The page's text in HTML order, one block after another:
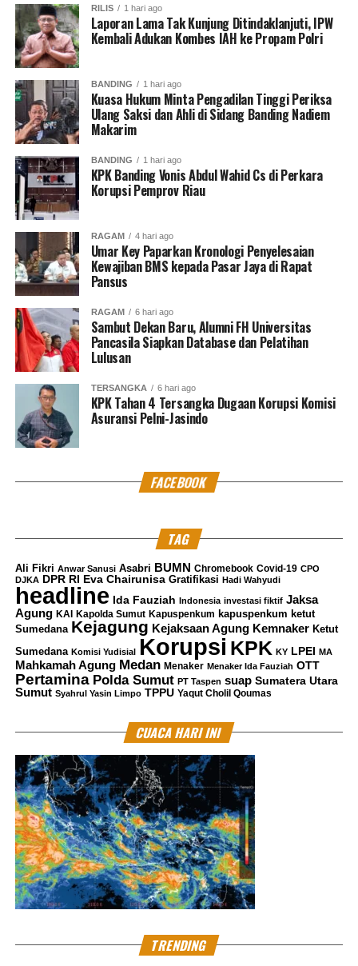
RILIS 1 hari ago
Laporan Lama Tak Kunjung Ditindaklanjuti, IPW
Kembali Adukan Kombes IAH ke Propam Polri
BANDING 1 hari ago
Kuasa Hukum Minta Pengadilan Tinggi Periksa
Ulang Saksi dan Ahli di Sidang Banding Nadiem
Makarim
BANDING 1 hari ago
KPK Banding Vonis Abdul Wahid Cs di Perkara
Korupsi Pemprov Riau
RAGAM 4 hari ago
Umar Key Paparkan Kronologi Penyelesaian
Kewajiban BMS kepada Pasar Jaya di Rapat
Pansus
RAGAM 6 hari ago
Sambut Dekan Baru, Alumni FH Universitas
Pancasila Siapkan Database dan Pelatihan
Lulusan
TERSANGKA 6 hari ago
KPK Tahan 4 Tersangka Dugaan Korupsi Komisi
Asuransi Pelni-Jasindo
FACEBOOK
TAG
Ali Fikri Anwar Sanusi Asabri BUMN Chromebook Covid-19 CPO
DJKA
DPR RI Eva Chairunisa Gratifikasi Hadi Wahyudi
headline Ida Fauziah Indonesia investasi fiktif Jaksa
Agung KAI Kapolda Sumut Kapuspenkum kapuspenkum ketut
Sumedana Kejagung Kejaksaan Agung Kemnaker Ketut
Sumedana Komisi Yudisial Korupsi KPK KY LPEI MA
Mahkamah Agung Medan Menaker Menaker Ida Fauziah OTT
Pertamina Polda Sumut PT Taspen suap Sumatera Utara
Sumut Syahrul Yasin Limpo TPPU Yaqut Cholil Qoumas
CUACA HARI INI
TRENDING